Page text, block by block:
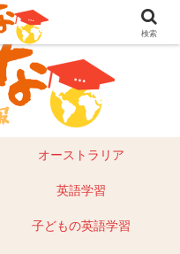
留学やマレーシアもあり
オーストラリア
英語学習
子どもの英語学習
検索